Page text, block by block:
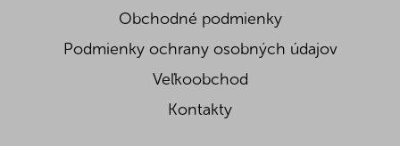
Obchodné podmienky
Podmienky ochrany osobných údajov
Veľkoobchod
Kontakty